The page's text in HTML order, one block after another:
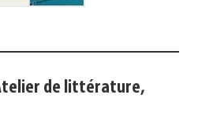
de littérature,